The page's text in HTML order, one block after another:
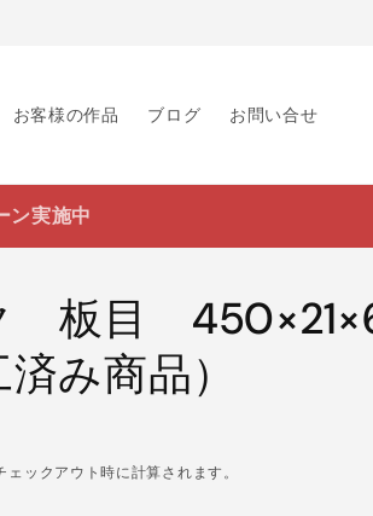
お客様の作品 ブログ お問い合せ
ン実施中
板目
み商品）
ェックアウト時に計算されます。